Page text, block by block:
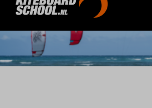
Zomerdeal
Home